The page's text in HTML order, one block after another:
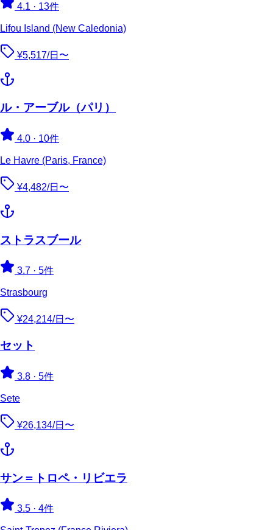
4.1 · 13件
Lifou Island (New Caledonia)
¥5,517/日〜
ル・アーブル（パリ）
4.0 · 10件
Le Havre (Paris, France)
¥4,482/日〜
ストラスブール
3.7 · 5件
Strasbourg
¥24,214/日〜
セット
3.8 · 5件
Sete
¥26,134/日〜
サン＝トロペ・リビエラ
3.5 · 4件